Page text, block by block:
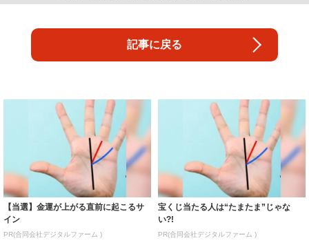
記事に戻る
【当選】金運が上がる直前に起こるサ
イン
PR(合同会社デジタルファーム )
宝くじ当たる人は“たまたま”じゃな
い?!
PR(合同会社デジタルファーム )